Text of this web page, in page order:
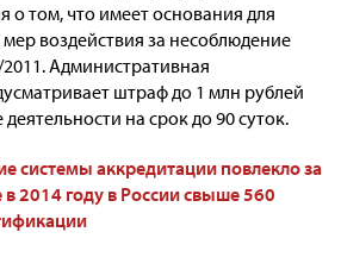
том, что имеет основания для
воздействия за несоблюдение
Административная
штраф до 1 млн рублей
на срок до 90 суток.
системы аккредитации повлекло за
2014 году в России свыше 560